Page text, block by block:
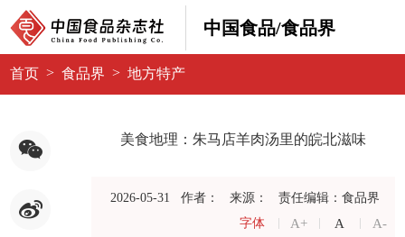
中国食品/食品界
首页 > 食品界 > 地方特产
美食地理：朱马店羊肉汤里的皖北滋味
2026-05-31 作者： 来源：
责任编辑：食品界
字体
A+ A A-